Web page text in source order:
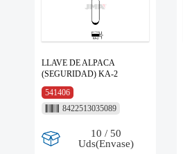
LLAVE DE ALPACA
(SEGURIDAD) KA-2
541406
8422513035089
10 / 50
Uds(Envase)